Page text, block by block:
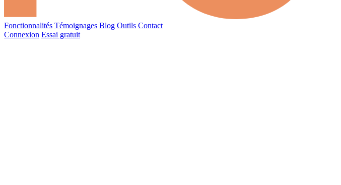
Fonctionnalités Témoignages Blog Outils Contact
Connexion Essai gratuit